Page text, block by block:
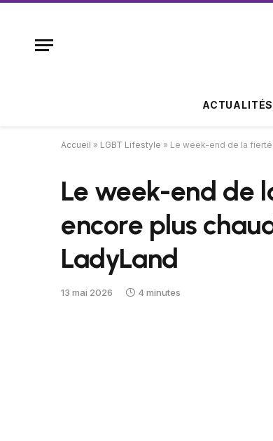
ACTUALITÉS
Accueil » LGBT Lifestyle » Le week-end de la
Le week-end de
encore plus
LadyLand
13 mai 2026 4 minutes